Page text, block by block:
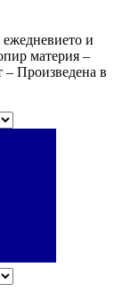
и
материя –
Произведена в